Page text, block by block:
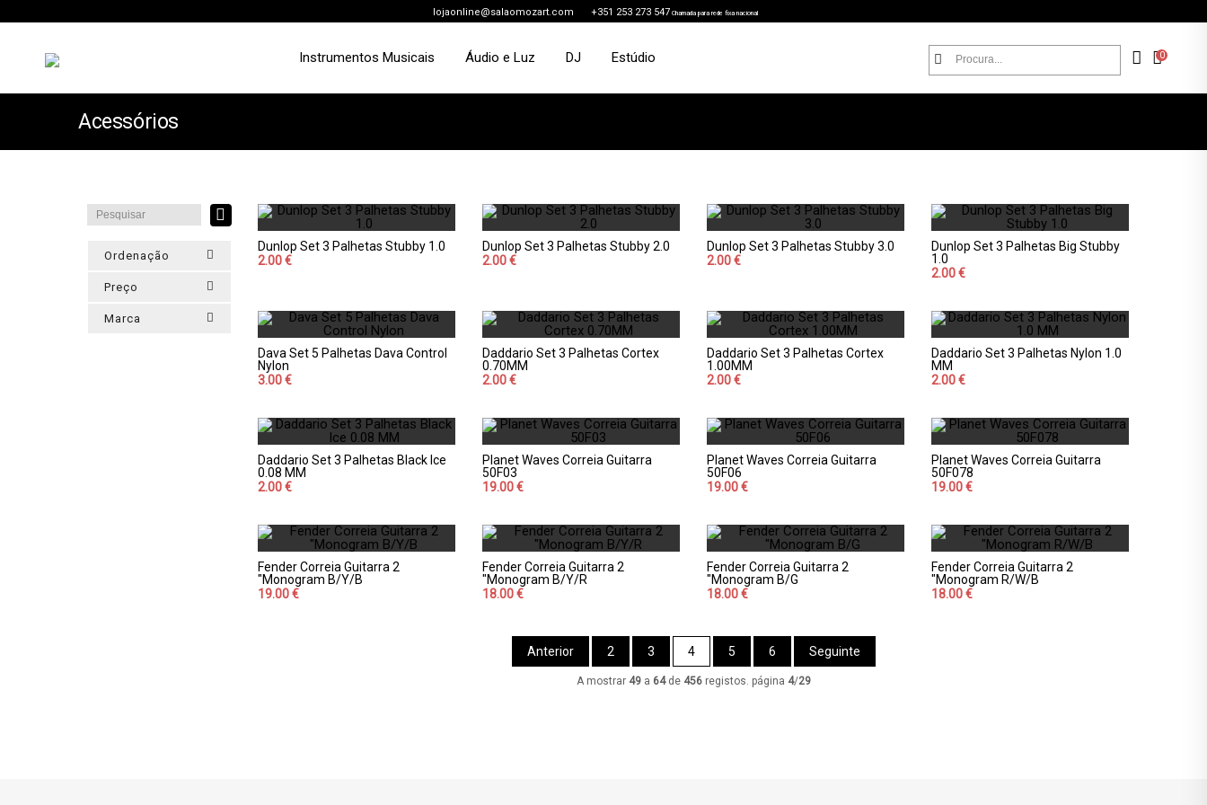
lojaonline@salaomozart.com +351 253 273 547 Chamada para rede fixa nacional
Instrumentos Musicais Áudio e Luz DJ Estúdio 0
Acessórios
Ordenação
Preço
Marca
Dunlop Set 3 Palhetas Stubby 1.0
2.00 €
Dunlop Set 3 Palhetas Stubby 2.0
2.00 €
Dunlop Set 3 Palhetas Stubby 3.0
2.00 €
Dunlop Set 3 Palhetas Big Stubby
1.0
2.00 €
Dava Set 5 Palhetas Dava Control
Nylon
3.00 €
Daddario Set 3 Palhetas Cortex
0.70MM
2.00 €
Daddario Set 3 Palhetas Cortex
1.00MM
2.00 €
Daddario Set 3 Palhetas Nylon 1.0
MM
2.00 €
Daddario Set 3 Palhetas Black Ice
0.08 MM
2.00 €
Planet Waves Correia Guitarra
50F03
19.00 €
Planet Waves Correia Guitarra
50F06
19.00 €
Planet Waves Correia Guitarra
50F078
19.00 €
Fender Correia Guitarra 2
"Monogram B/Y/B
19.00 €
Fender Correia Guitarra 2
"Monogram B/Y/R
18.00 €
Fender Correia Guitarra 2
"Monogram B/G
18.00 €
Fender Correia Guitarra 2
"Monogram R/W/B
18.00 €
Anterior 2 3 4 5 6 Seguinte
A mostrar 49a 64de 456registos. página 4/29